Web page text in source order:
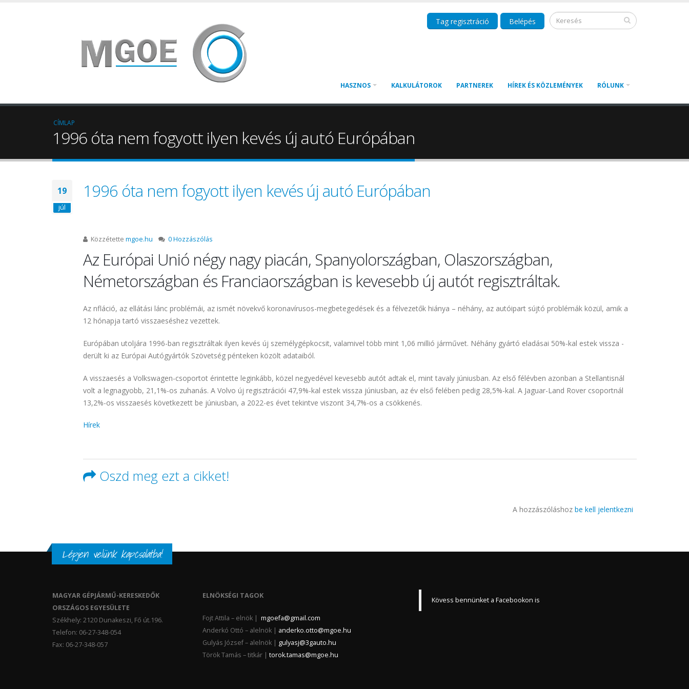
Tag regisztráció Belépés
HASZNOS KALKULÁTOROK PARTNEREK HÍREK ÉS KÖZLEMÉNYEK RÓLUNK
CÍMLAP
1996 óta nem fogyott ilyen kevés új autó Európában
19
júl
1996 óta nem fogyott ilyen kevés új autó Európában
Közzétette mgoe.hu 0 Hozzászólás
Az Európai Unió négy nagy piacán, Spanyolországban, Olaszországban,
Németországban és Franciaországban is kevesebb új autót regisztráltak.
Az nfláció, az ellátási lánc problémái, az ismét növekvő koronavírusos-megbetegedések és a félvezetők hiánya – néhány, az autóipart sújtó problémák közül, amik a
12 hónapja tartó visszaeséshez vezettek.
Európában utoljára 1996-ban regisztráltak ilyen kevés új személygépkocsit, valamivel több mint 1,06 millió járművet. Néhány gyártó eladásai 50%-kal estek vissza -
derült ki az Európai Autógyártók Szövetség pénteken közölt adataiból.
A visszaesés a Volkswagen-csoportot érintette leginkább, közel negyedével kevesebb autót adtak el, mint tavaly júniusban. Az első félévben azonban a Stellantisnál
volt a legnagyobb, 21,1%-os zuhanás. A Volvo új regisztrációi 47,9%-kal estek vissza júniusban, az év első felében pedig 28,5%-kal. A Jaguar-Land Rover csoportnál
13,2%-os visszaesés következett be júniusban, a 2022-es évet tekintve viszont 34,7%-os a csökkenés.
Hírek
Oszd meg ezt a cikket!
A hozzászóláshoz be kell jelentkezni
Lépjen velünk kapcsolatba!
MAGYAR GÉPJÁRMŰ-KERESKEDŐK
ORSZÁGOS EGYESÜLETE
Székhely: 2120 Dunakeszi, Fő út.196.
Telefon: 06-27-348-054
Fax: 06-27-348-057
ELNÖKSÉGI TAGOK
Fojt Attila – elnök | mgoefa@gmail.com
Anderkó Ottó – alelnök | anderko.otto@mgoe.hu
Gulyás József – alelnök | gulyasj@3gauto.hu
Török Tamás – titkár | torok.tamas@mgoe.hu
Kövess bennünket a Facebookon is